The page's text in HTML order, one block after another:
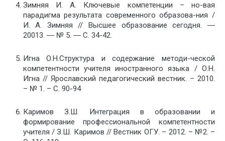
Зимняя И. А. Ключевые компетенции – но-вая
парадигма результата современного образова-ния /
И. А. Зимняя // Высшее образование сегодня. ―
20013. ― № 5. ― С. 34-42.
Игна О.Н.Структура и содержание методи-ческой
компетентности учителя иностранного языка / О.Н.
Игна // Ярославский педагогический вестник. – 2010.
– № 1. – С. 90-94
Каримов З.Ш. Интеграция в образовании и
формирование профессиональной компетентности
учителя / З.Ш. Каримов // Вестник ОГУ. – 2012. – №2. –